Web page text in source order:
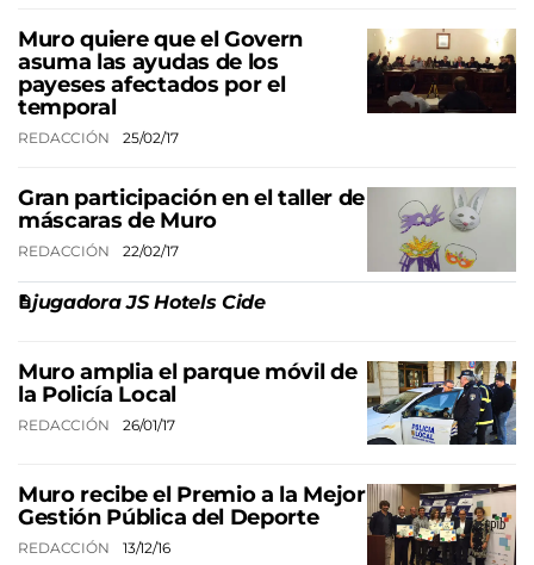
Muro quiere que el Govern
asuma las ayudas de los
payeses afectados por el
temporal
REDACCIÓN 25/02/17
Gran participación en el taller de
máscaras de Muro
REDACCIÓN 22/02/17
jugadora JS Hotels Cide
Muro amplia el parque móvil de
la Policía Local
REDACCIÓN 26/01/17
Muro recibe el Premio a la Mejor
Gestión Pública del Deporte
REDACCIÓN 13/12/16